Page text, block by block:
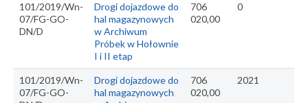
101/2019/Wn-
07/FG-GO-
DN/D
Drogi dojazdowe do
hal magazynowych
w Archiwum
Próbek w Hołownie
I i II etap
706
020,00
0
101/2019/Wn-
07/FG-GO-
Drogi dojazdowe do
hal magazynowych
706
020,00
2021